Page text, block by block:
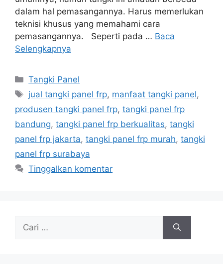
dalam hal pemasangannya. Harus memerlukan
teknisi khusus yang memahami cara
pemasangannya. Seperti pada … Baca
Selengkapnya
Kategori
Tangki Panel
Tag
jual tangki panel frp, manfaat tangki panel,
produsen tangki panel frp, tangki panel frp
bandung, tangki panel frp berkualitas, tangki
panel frp jakarta, tangki panel frp murah, tangki
panel frp surabaya
Tinggalkan komentar
untuk: